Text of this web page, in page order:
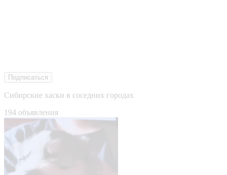
Подписаться
Сибирские хаски в соседних городах
194 объявления